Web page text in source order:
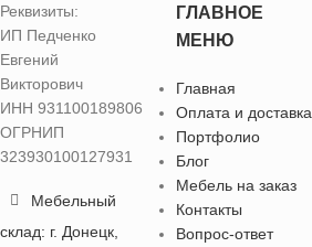
Реквизиты:
ИП Педченко
Евгений
Викторович
ИНН 931100189806
ОГРНИП
323930100127931
Мебельный
склад: г. Донецк,
ГЛАВНОЕ
МЕНЮ
Главная
Оплата и доставка
Портфолио
Блог
Мебель на заказ
Контакты
Вопрос-ответ